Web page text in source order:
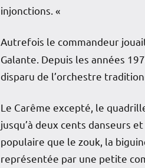
injonctions. «
Autrefois le commandeur
Galante. Depuis les années
disparu de l’orchestre
Le Carême excepté, le
jusqu’à deux cents danseurs
populaire que le zouk, la
représentée par une petite